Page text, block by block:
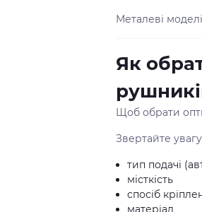
Металеві
Як
Щоб обрати
Звертайте
тип подачі
місткість
спосіб
матеріал